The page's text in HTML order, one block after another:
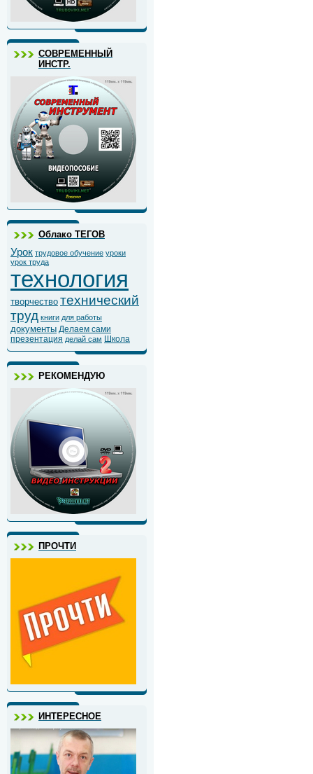
СОВРЕМЕННЫЙ
ИНСТР.
Облако ТЕГОВ
Урок трудовое обучение уроки
урок труда
технология
творчество технический
труд книги для работы
документы Делаем сами
презентация делай сам Школа
РЕКОМЕНДУЮ
ПРОЧТИ
ИНТЕРЕСНОЕ